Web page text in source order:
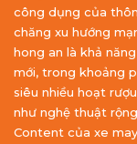
công dụng của
chăng xu hướng
hong an là khả
mới, trong khoảng
siêu nhiều hoạt
như nghệ thuật
Content của xe